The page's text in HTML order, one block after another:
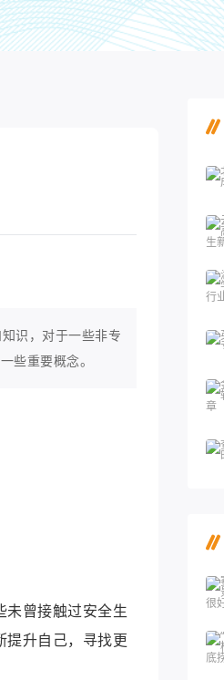
识，对于一些非专
些重要概念。
未曾接触过安全生
提升自己，寻找更